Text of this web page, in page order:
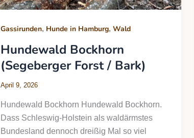
Gassirunden, Hunde in Hamburg, Wald
Hundewald Bockhorn
(Segeberger Forst / Bark)
April 9, 2026
Hundewald Bockhorn Hundewald Bockhorn.
Dass Schleswig-Holstein als waldärmstes
Bundesland dennoch dreißig Mal so viel